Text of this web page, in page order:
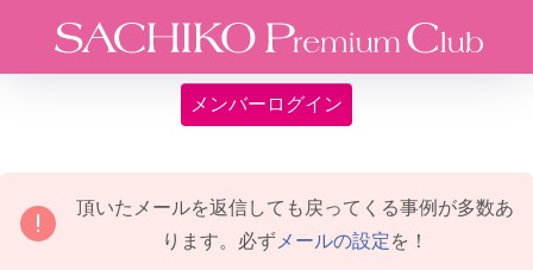
メンバーログイン
頂いたメールを返信しても戻ってくる事例が多数あ
ります。必ず メールの設定を！